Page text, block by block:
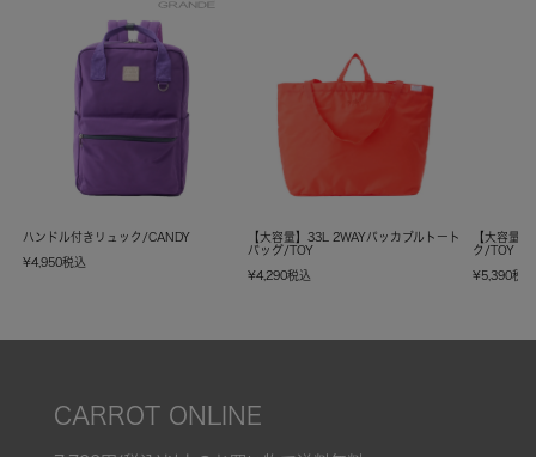
ハンドル付きリュック/CANDY
¥4,950税込
【大容量】33L 2WAYパッカブルトート
バッグ/TOY
¥4,290税込
【大容量
ク/TOY
¥5,390税込
CARROT ONLINE